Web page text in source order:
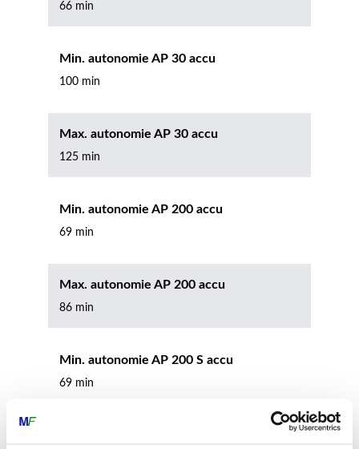
66 min
Min. autonomie AP 30 accu
100 min
Max. autonomie AP 30 accu
125 min
Min. autonomie AP 200 accu
69 min
Max. autonomie AP 200 accu
86 min
Min. autonomie AP 200 S accu
69 min